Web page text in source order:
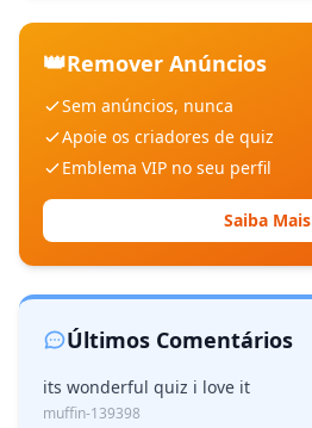
👑Remover Anúncios
Sem anúncios, nunca
Apoie os criadores de quiz
Emblema VIP no seu perfil
Saiba Mais
Últimos Comentários
its wonderful quiz i love it
muffin-139398